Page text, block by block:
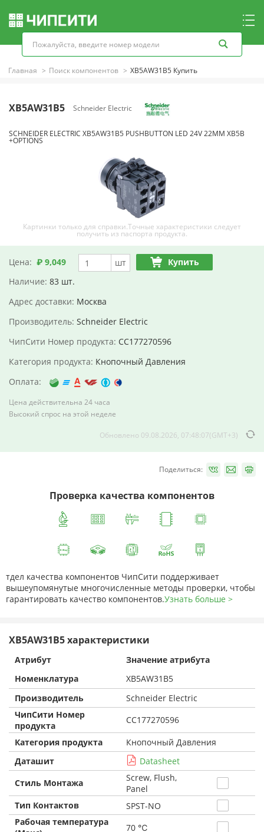
Главная Поиск компонентов XB5AW31B5 Купить
XB5AW31B5 Schneider Electric
SCHNEIDER ELECTRIC XB5AW31B5 PUSHBUTTON LED 24V 22MM XB5B
+OPTIONS
Картинки только для справки.Точные характеристики следует
получить из паспорта продукта.
Цена: ₽ 9,049 шт
Купить
Наличие: 83 шт.
Адрес доставки: Москва
Производитель: Schneider Electric
ЧипСити Номер продукта: CC177270596
Категория продукта: Кнопочный Давления
Оплата:
Цена действительна 24 часа
Высокий спрос на этой неделе
Обновлено 09.08.2026, 07:48:07(GMT+3)
Поделиться:
Проверка качества компонентов
тдел качества компонентов ЧипСити поддерживает
вышеупомянутые многочисленные методы проверки, чтобы
гарантировать качество компонентов.Узнать больше >
XB5AW31B5 характеристики
Атрибут
Значение атрибута
Номенклатура
XB5AW31B5
Производитель
Schneider Electric
ЧипСити Номер
продукта
CC177270596
Категория продукта
Кнопочный Давления
Даташит
Datasheet
Стиль Монтажа
Screw, Flush,
Panel
Тип Контактов
SPST-NO
Рабочая температура
70 ℃